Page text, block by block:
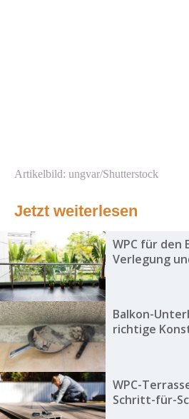
Artikelbild: ungvar/Shutterstock
Jetzt weiterlesen
WPC für den
Verlegung
Balkon-
richtige
WPC-
Schritt-für-